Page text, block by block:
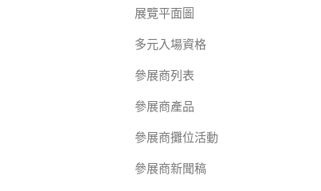
展覽平面圖
多元入場資格
參展商列表
參展商產品
參展商攤位活動
參展商新聞稿